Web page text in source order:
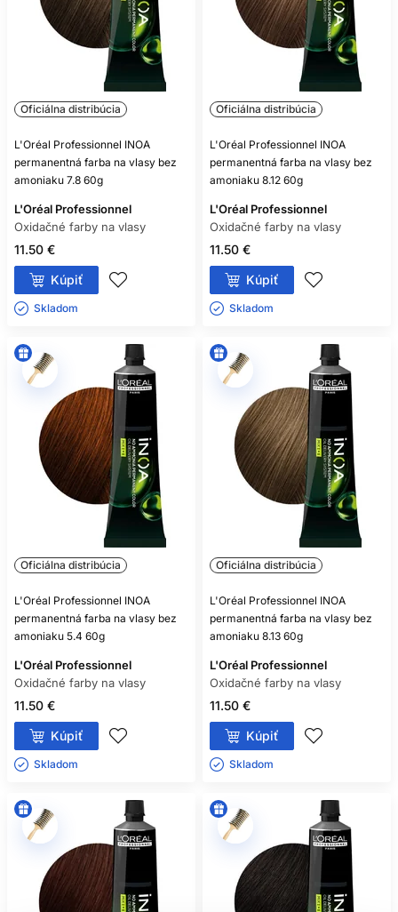
Oficiálna distribúcia
L'Oréal Professionnel INOA
permanentná farba na vlasy bez
amoniaku 7.8 60g
L'Oréal Professionnel
Oxidačné farby na vlasy
11.50 €
Kúpiť
Skladom ㅤ
Oficiálna distribúcia
L'Oréal Professionnel INOA
permanentná farba na vlasy bez
amoniaku 8.12 60g
L'Oréal Professionnel
Oxidačné farby na vlasy
11.50 €
Kúpiť
Skladom ㅤ
Oficiálna distribúcia
L'Oréal Professionnel INOA
permanentná farba na vlasy bez
amoniaku 5.4 60g
L'Oréal Professionnel
Oxidačné farby na vlasy
11.50 €
Kúpiť
Skladom ㅤ
Oficiálna distribúcia
L'Oréal Professionnel INOA
permanentná farba na vlasy bez
amoniaku 8.13 60g
L'Oréal Professionnel
Oxidačné farby na vlasy
11.50 €
Kúpiť
Skladom ㅤ